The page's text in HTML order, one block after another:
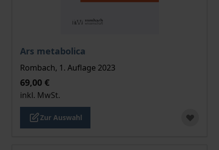
Ars metabolica
Der Preis dieses Titels richtet sich nach der
Rombach, 1. Auflage 2023
69,00 €
inkl. MwSt.
Zur Auswahl